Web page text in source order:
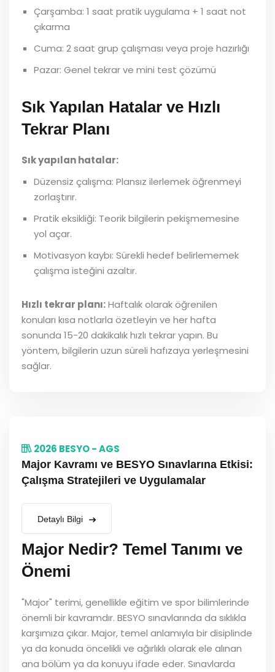
Çarşamba: 1 saat pratik uygulama + 1 saat not
çıkarma
Cuma: 2 saat grup çalışması veya proje hazırlığı
Pazar: Genel tekrar ve mini test çözümü
Sık Yapılan Hatalar ve Hızlı
Tekrar Planı
Sık yapılan hatalar:
Düzensiz çalışma: Plansız ilerlemek öğrenmeyi
zorlaştırır.
Pratik eksikliği: Teorik bilgilerin pekişmemesine
yol açar.
Motivasyon kaybı: Sürekli hedef belirlememek
çalışma isteğini azaltır.
Hızlı tekrar planı:Haftalık olarak öğrenilen
konuları kısa notlarla özetleyin ve her hafta
sonunda 15-20 dakikalık hızlı tekrar yapın. Bu
yöntem, bilgilerin uzun süreli hafızaya yerleşmesini
sağlar.
2026 BESYO - AGS
Major Kavramı ve BESYO Sınavlarına Etkisi:
Çalışma Stratejileri ve Uygulamalar
Detaylı Bilgi
Major Nedir? Temel Tanımı ve
Önemi
"Major" terimi, genellikle eğitim ve spor bilimlerinde
önemli bir kavramdır. BESYO sınavlarında da sıklıkla
karşımıza çıkar. Major, temel anlamıyla bir disiplinde
ya da konuda öncelikli ve ağırlıklı olarak ele alınan
ana bölüm ya da konuyu ifade eder. Sınavlarda